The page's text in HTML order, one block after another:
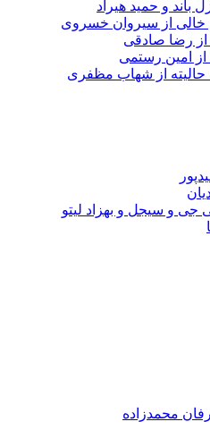
باند و حمید هیراد
از سیروان خسروی
رضا صادقی
امین رستمی
از شهاب مظفری
و سیجل و بهزاد لیتو
محمدزاده